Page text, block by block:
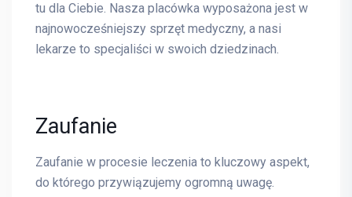
tu dla Ciebie. Nasza placówka wyposażona jest w
najnowocześniejszy sprzęt medyczny, a nasi
lekarze to specjaliści w swoich dziedzinach.
Zaufanie
Zaufanie w procesie leczenia to kluczowy aspekt,
do którego przywiązujemy ogromną uwagę.